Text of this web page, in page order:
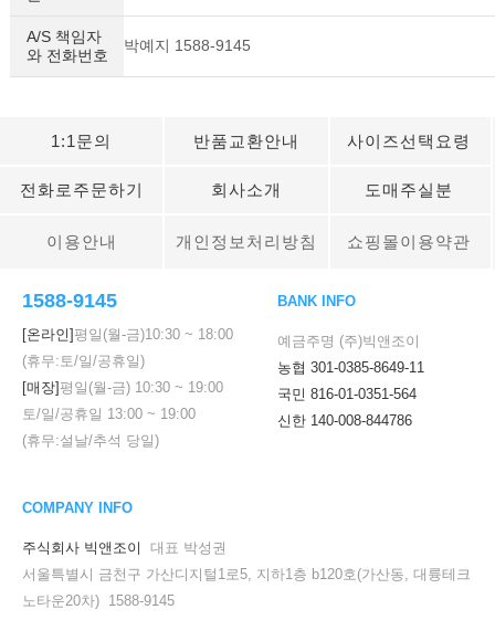
A/S 책임자
와 전화번호
박예지 1588-9145
1:1문의 반품교환안내 사이즈선택요령
전화로주문하기 회사소개 도매주실분
이용안내 개인정보처리방침 쇼핑몰이용약관
1588-9145
[온라인]평일(월-금)10:30 ~ 18:00
(휴무:토/일/공휴일)
[매장]평일(월-금) 10:30 ~ 19:00
토/일/공휴일 13:00 ~ 19:00
(휴무:설날/추석 당일)
BANK INFO
예금주명 (주)빅앤조이
농협 301-0385-8649-11
국민 816-01-0351-564
신한 140-008-844786
COMPANY INFO
주식회사 빅앤조이
대표 박성권
서울특별시 금천구 가산디지털1로5, 지하1층 b120호(가산동, 대륭테크
노타운20차) 1588-9145